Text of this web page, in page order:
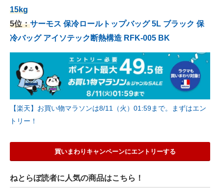
15kg
5位：サーモス 保冷ロールトップバッグ 5L ブラック 保
冷バッグ アイソテック断熱構造 RFK-005 BK
【楽天】お買い物マラソンは8/11（火）01:59まで。まずはエン
トリー！
買いまわりキャンペーンにエントリーする
ねとらぼ読者に人気の商品はこちら！